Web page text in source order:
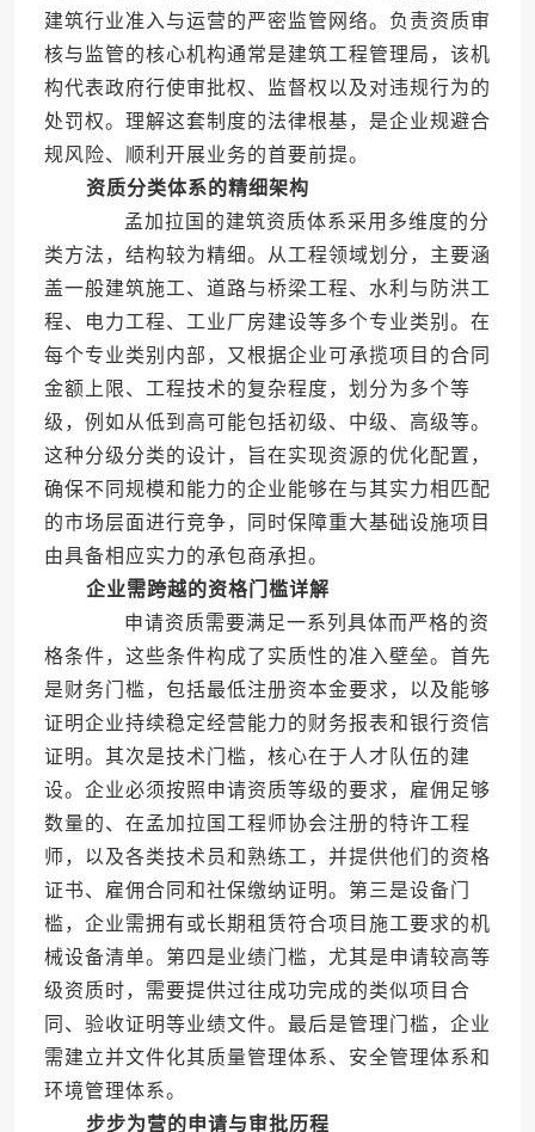
建筑行业准入与运营的严密监管网络。负责资质审
核与监管的核心机构通常是建筑工程管理局，该机
构代表政府行使审批权、监督权以及对违规行为的
处罚权。理解这套制度的法律根基，是企业规避合
规风险、顺利开展业务的首要前提。
资质分类体系的精细架构
孟加拉国的建筑资质体系采用多维度的分
类方法，结构较为精细。从工程领域划分，主要涵
盖一般建筑施工、道路与桥梁工程、水利与防洪工
程、电力工程、工业厂房建设等多个专业类别。在
每个专业类别内部，又根据企业可承揽项目的合同
金额上限、工程技术的复杂程度，划分为多个等
级，例如从低到高可能包括初级、中级、高级等。
这种分级分类的设计，旨在实现资源的优化配置，
确保不同规模和能力的企业能够在与其实力相匹配
的市场层面进行竞争，同时保障重大基础设施项目
由具备相应实力的承包商承担。
企业需跨越的资格门槛详解
申请资质需要满足一系列具体而严格的资
格条件，这些条件构成了实质性的准入壁垒。首先
是财务门槛，包括最低注册资本金要求，以及能够
证明企业持续稳定经营能力的财务报表和银行资信
证明。其次是技术门槛，核心在于人才队伍的建
设。企业必须按照申请资质等级的要求，雇佣足够
数量的、在孟加拉国工程师协会注册的特许工程
师，以及各类技术员和熟练工，并提供他们的资格
证书、雇佣合同和社保缴纳证明。第三是设备门
槛，企业需拥有或长期租赁符合项目施工要求的机
械设备清单。第四是业绩门槛，尤其是申请较高等
级资质时，需要提供过往成功完成的类似项目合
同、验收证明等业绩文件。最后是管理门槛，企业
需建立并文件化其质量管理体系、安全管理体系和
环境管理体系。
步步为营的申请与审批历程